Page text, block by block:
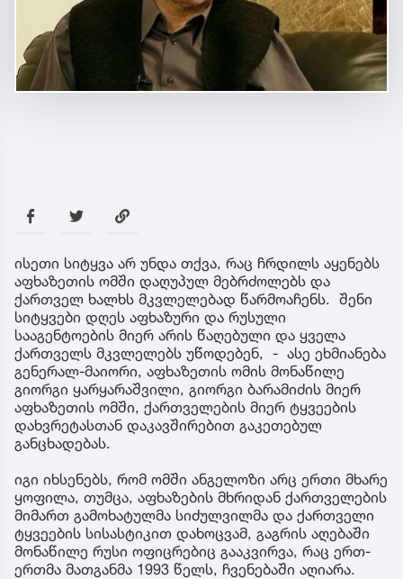
ისეთი სიტყვა არ უნდა თქვა, რაც ჩრდილს აყენებს
აფხაზეთის ომში დაღუპულ მებრძოლებს და
ქართველ ხალხს მკვლელებად წარმოაჩენს. შენი
სიტყვები დღეს აფხაზური და რუსული
სააგენტოების მიერ არის წაღებული და ყველა
ქართველს მკვლელებს უწოდებენ, - ასე ეხმიანება
გენერალ-მაიორი, აფხაზეთის ომის მონაწილე
გიორგი ყარყარაშვილი, გიორგი ბარამიძის მიერ
აფხაზეთის ომში, ქართველების მიერ ტყვეების
დახვრეტასთან დაკავშირებით გაკეთებულ
განცხადებას.
იგი იხსენებს, რომ ომში ანგელოზი არც ერთი მხარე
ყოფილა, თუმცა, აფხაზების მხრიდან ქართველების
მიმართ გამოხატულმა სიძულვილმა და ქართველი
ტყვეების სისასტიკით დახოცვამ, გაგრის აღებაში
მონაწილე რუსი ოფიცრებიც გააკვირვა, რაც ერთ-
ერთმა მათგანმა 1993 წელს, ჩვენებაში აღიარა.